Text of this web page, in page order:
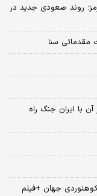
روند صعودی جدید در
مقدماتی سنا
با ایران جنگ راه
جهان +فیلم